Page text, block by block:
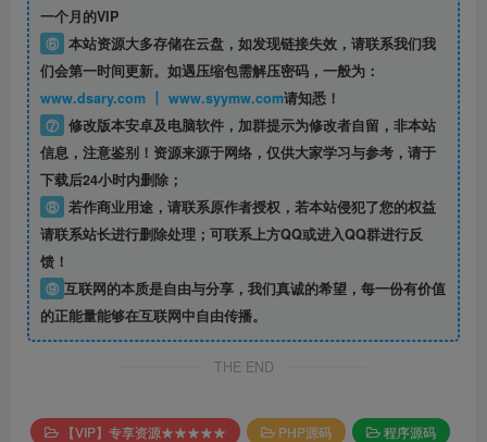
一个月的VIP
⑥ 本站资源大多存储在云盘，如发现链接失效，请联系我们我
们会第一时间更新。如遇压缩包需解压密码，一般为：
www.dsary.com 丨 www.syymw.com请知悉！
⑦ 修改版本安卓及电脑软件，加群提示为修改者自留， 非本站
信息，注意鉴别！资源来源于网络，仅供大家学习与参考，请于
下载后24小时内删除；
⑧ 若作商业用途，请联系原作者授权，若本站侵犯了您的权益
请联系站长进行删除处理；可联系上方QQ或进入QQ群进行反
馈！
⑨ 互联网的本质是自由与分享，我们真诚的希望，每一份有价值
的正能量能够在互联网中自由传播。
THE END
【VIP】专享资源★★★★★ PHP源码
程序源码